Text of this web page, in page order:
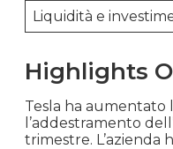
Liquidità e
Highlights
Tesla ha aumentato
l’addestramento
trimestre. L’azienda